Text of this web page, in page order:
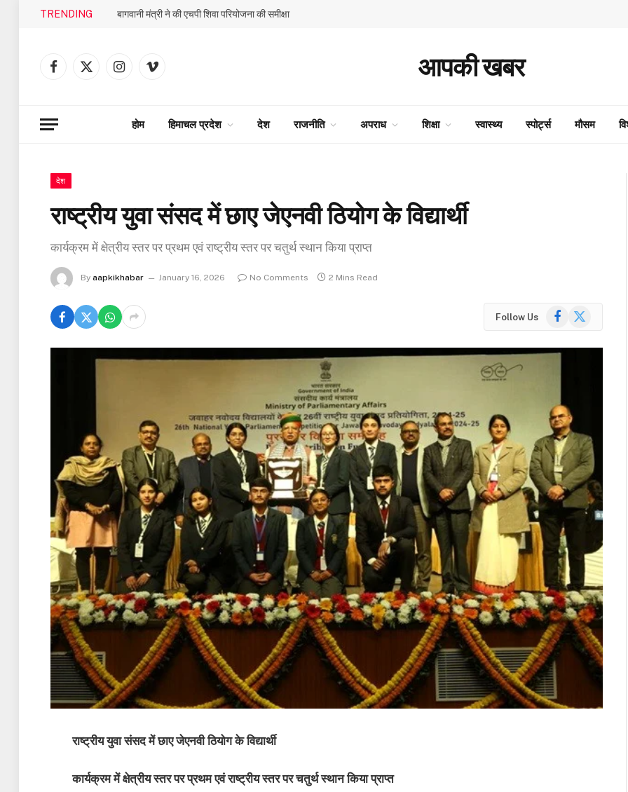
TRENDING बागवानी मंत्री ने की एचपी शिवा परियोजना की समीक्षा
Facebook
X
InstagramVimeo आपकी खबर
होम हिमाचल प्रदेश देश राजनीति अपराध शिक्षा स्वास्थ्य स्पोर्ट्स मौसम
देश
राष्ट्रीय युवा संसद में छाए जेएनवी ठियोग के विद्यार्थी
कार्यक्रम में क्षेत्रीय स्तर पर प्रथम एवं राष्ट्रीय स्तर पर चतुर्थ स्थान किया प्राप्त
By aapkikhabar January 16, 2026 No Comments 2 Mins Read
Follow Us Facebook
X
राष्ट्रीय युवा संसद में छाए जेएनवी ठियोग के विद्यार्थी
कार्यक्रम में क्षेत्रीय स्तर पर प्रथम एवं राष्ट्रीय स्तर पर चतुर्थ स्थान किया प्राप्त